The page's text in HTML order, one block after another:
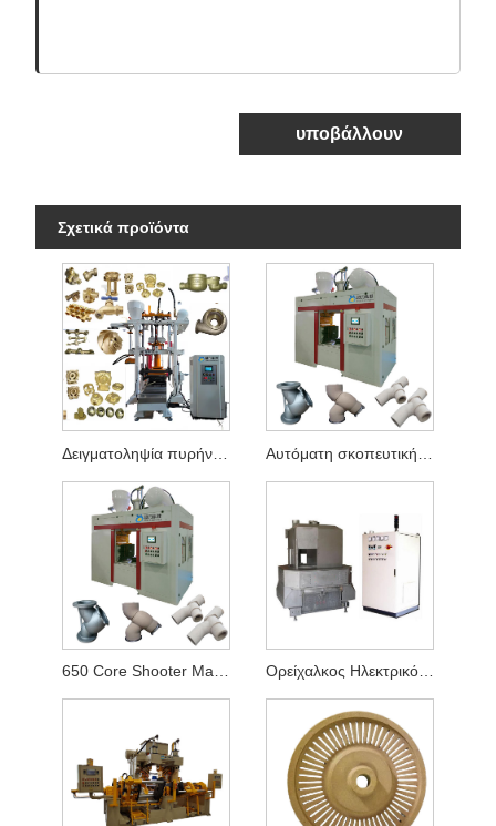
υποβάλλουν
Σχετικά προϊόντα
Δειγματοληψία πυρήνα έξω από το οδοντωτό
650 Core Shooter Machine Ορείχαλκος Ηλεκτρικός Φούρνος Συχνότητας Core Worker